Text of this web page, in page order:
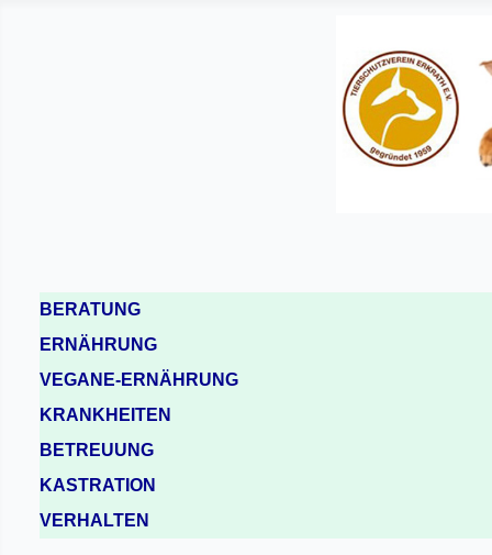
BERATUNG
ERNÄHRUNG
VEGANE-ERNÄHRUNG
KRANKHEITEN
BETREUUNG
KASTRATION
VERHALTEN